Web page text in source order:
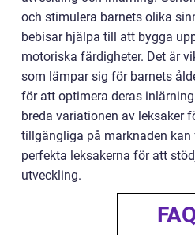
och stimulera barnets olika
bebisar hjälpa till att bygga
motoriska färdigheter. Det är
som lämpar sig för barnets
för att optimera deras
breda variationen av leksaker
tillgängliga på marknaden
perfekta leksakerna för att
utveckling.
FAQ